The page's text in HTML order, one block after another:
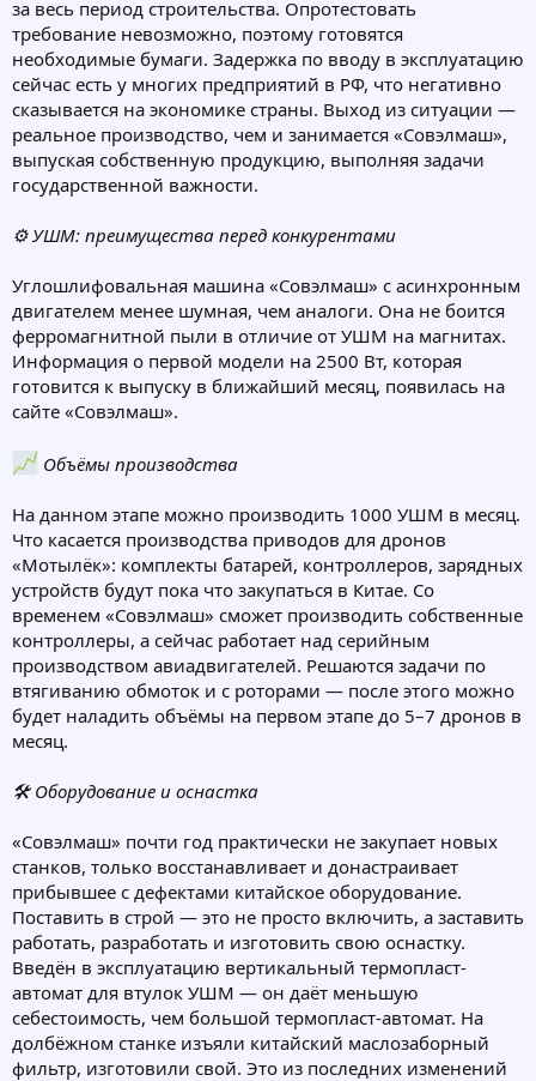
за весь период строительства. Опротестовать
требование невозможно, поэтому готовятся
необходимые бумаги. Задержка по вводу в эксплуатацию
сейчас есть у многих предприятий в РФ, что негативно
сказывается на экономике страны. Выход из ситуации —
реальное производство, чем и занимается «Совэлмаш»,
выпуская собственную продукцию, выполняя задачи
государственной важности.
⚙ УШМ: преимущества перед конкурентами
Углошлифовальная машина «Совэлмаш» с асинхронным
двигателем менее шумная, чем аналоги. Она не боится
ферромагнитной пыли в отличие от УШМ на магнитах.
Информация о первой модели на 2500 Вт, которая
готовится к выпуску в ближайший месяц, появилась на
сайте «Совэлмаш».
Объёмы производства
На данном этапе можно производить 1000 УШМ в месяц.
Что касается производства приводов для дронов
«Мотылёк»: комплекты батарей, контроллеров, зарядных
устройств будут пока что закупаться в Китае. Со
временем «Совэлмаш» сможет производить собственные
контроллеры, а сейчас работает над серийным
производством авиадвигателей. Решаются задачи по
втягиванию обмоток и с роторами — после этого можно
будет наладить объёмы на первом этапе до 5–7 дронов в
месяц.
🛠 Оборудование и оснастка
«Совэлмаш» почти год практически не закупает новых
станков, только восстанавливает и донастраивает
прибывшее с дефектами китайское оборудование.
Поставить в строй — это не просто включить, а заставить
работать, разработать и изготовить свою оснастку.
Введён в эксплуатацию вертикальный термопласт-
автомат для втулок УШМ — он даёт меньшую
себестоимость, чем большой термопласт-автомат. На
долбёжном станке изъяли китайский маслозаборный
фильтр, изготовили свой. Это из последних изменений